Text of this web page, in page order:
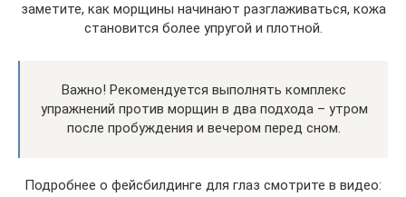
заметите, как морщины начинают разглаживаться, кожа
становится более упругой и плотной.
Важно! Рекомендуется выполнять комплекс
упражнений против морщин в два подхода – утром
после пробуждения и вечером перед сном.
Подробнее о фейсбилдинге для глаз смотрите в видео: